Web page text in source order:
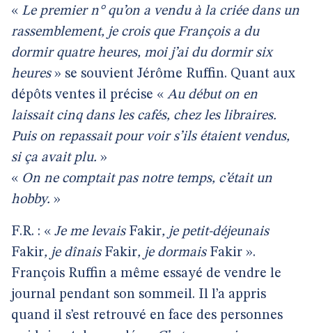
« Le premier n° qu’on a vendu à la criée dans un
rassemblement, je crois que François a du
dormir quatre heures, moi j’ai du dormir six
heures» se souvient Jérôme Ruffin. Quant aux
dépôts ventes il précise « Au début on en
laissait cinq dans les cafés, chez les libraires.
Puis on repassait pour voir s’ils étaient vendus,
si ça avait plu. »
« On ne comptait pas notre temps, c’était un
hobby. »
F.R. : « Je me levaisFakir, je petit-déjeunais
Fakir, je dînaisFakir, je dormaisFakir ».
François Ruffin a même essayé de vendre le
journal pendant son sommeil. Il l’a appris
quand il s’est retrouvé en face des personnes